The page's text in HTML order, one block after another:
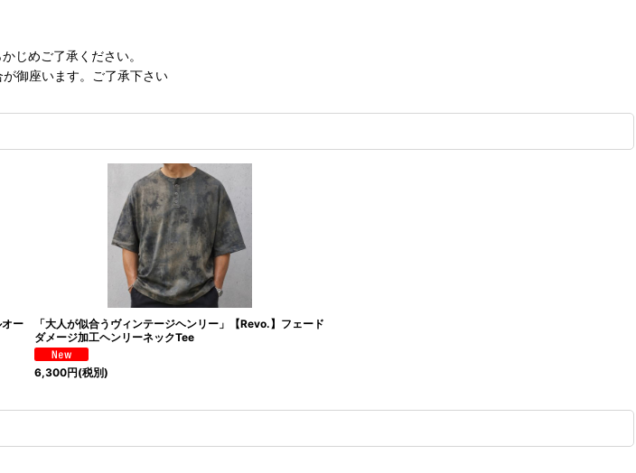
じめご了承ください。
御座います。ご了承下さい
ー
「大人が似合うヴィンテージヘンリー」【Revo.】フェード
ダメージ加工ヘンリーネックTee
6,300円(税別)